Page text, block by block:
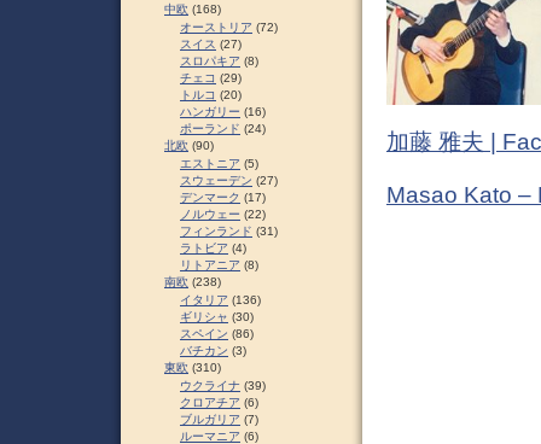
加藤 雅夫 |
Masao Kato –
中欧 (168)
オーストリア (72)
スイス (27)
スロパキア (8)
チェコ (29)
トルコ (20)
ハンガリー (16)
ポーランド (24)
北欧 (90)
エストニア (5)
スウェーデン (27)
デンマーク (17)
ノルウェー (22)
フィンランド (31)
ラトビア (4)
リトアニア (8)
南欧 (238)
イタリア (136)
ギリシャ (30)
スペイン (86)
バチカン (3)
東欧 (310)
ウクライナ (39)
クロアチア (6)
ブルガリア (7)
ルーマニア (6)